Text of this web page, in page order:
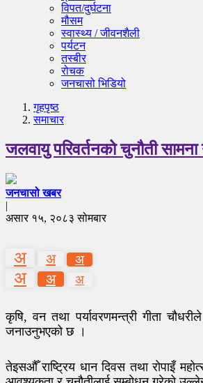
विपत/दुर्घटना
मौसम
स्वास्थ्य / जीवनशैली
पर्यटन
तस्बीर
रोचक
जनचासो भिडियो
गृहपृष्‍ठ
समाचार
जलवायु परिवर्तनको चुनौती
जनचासो खबर
|
असार १५, २०८३ सोमबार
अ अ अ
अ अ अ
कृषि, वन तथा पर्यावरणमन्त्री गीता
जनाउनुभएको छ ।
तेइसऔँ राष्ट्रिय धान दिवस तथा रोपाइँ